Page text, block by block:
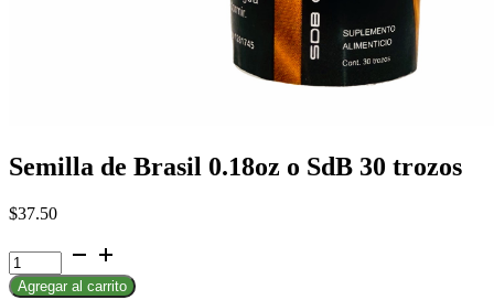
Semilla de Brasil 0.18oz o SdB 30 trozos
$37.50
Semilla
de
Brasil
Agregar al carrito